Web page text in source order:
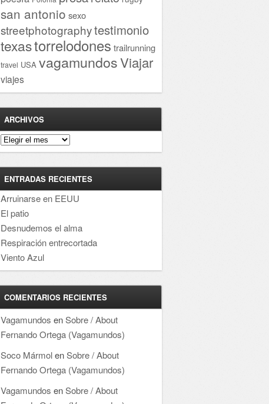
san antonio sexo
streetphotographytestimonio
texastorrelodones trailrunning
travel USA vagamundosViajar
viajes
ARCHIVOS
Archivos
ENTRADAS RECIENTES
Arruinarse en EEUU
El patio
Desnudemos el alma
Respiración entrecortada
Viento Azul
COMENTARIOS RECIENTES
Vagamundos enSobre / About
Fernando Ortega (Vagamundos)
Soco MármolenSobre / About
Fernando Ortega (Vagamundos)
Vagamundos enSobre / About